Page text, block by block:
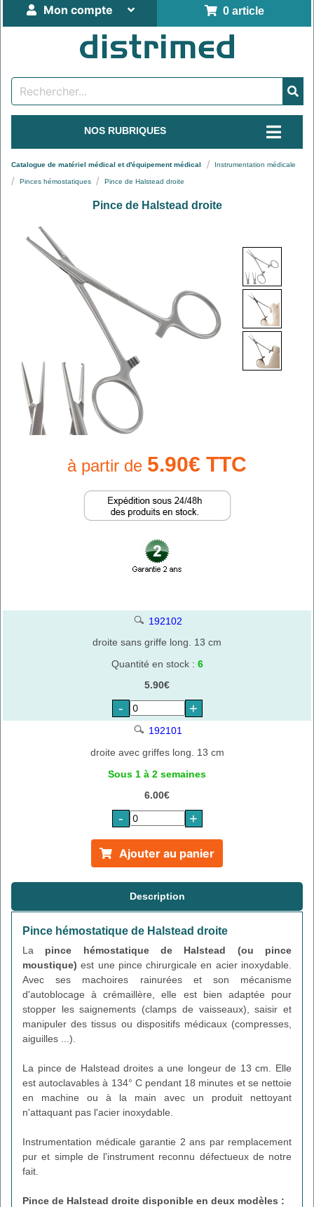
0 article
Mon compte
NOS RUBRIQUES
Catalogue de matériel médical et d'équipement médical Instrumentation médicale
Pinces hémostatiques Pince de Halstead droite
Pince de Halstead droite
à partir de 5.90€ TTC
192102
droite sans griffe long. 13 cm
Quantité en stock : 6
5.90€
- +
192101
droite avec griffes long. 13 cm
Sous 1 à 2 semaines
6.00€
- +
Ajouter au panier
Description
Pince hémostatique de Halstead droite
La pince hémostatique de Halstead (ou pince
moustique) est une pince chirurgicale en acier inoxydable.
Avec ses machoires rainurées et son mécanisme
d'autoblocage à crémaillère, elle est bien adaptée pour
stopper les saignements (clamps de vaisseaux), saisir et
manipuler des tissus ou dispositifs médicaux (compresses,
aiguilles ...).
La pince de Halstead droites a une longeur de 13 cm. Elle
est autoclavables à 134° C pendant 18 minutes et se nettoie
en machine ou à la main avec un produit nettoyant
n'attaquant pas l'acier inoxydable.
Instrumentation médicale garantie 2 ans par remplacement
pur et simple de l'instrument reconnu défectueux de notre
fait.
Pince de Halstead droite disponible en deux modèles :